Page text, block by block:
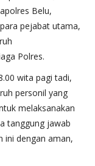
Belu,
pejabat utama,
Polres.
wita pagi tadi,
personil yang
melaksanakan
tanggung jawab
ini dengan aman,